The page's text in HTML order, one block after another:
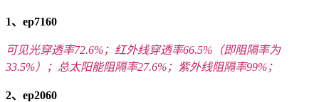
1、ep7160
可见光穿透率72.6%；红外线穿透率66.5%（即阻隔率为
33.5%）；总太阳能阻隔率27.6%；紫外线阻隔率99%；
2、ep2060